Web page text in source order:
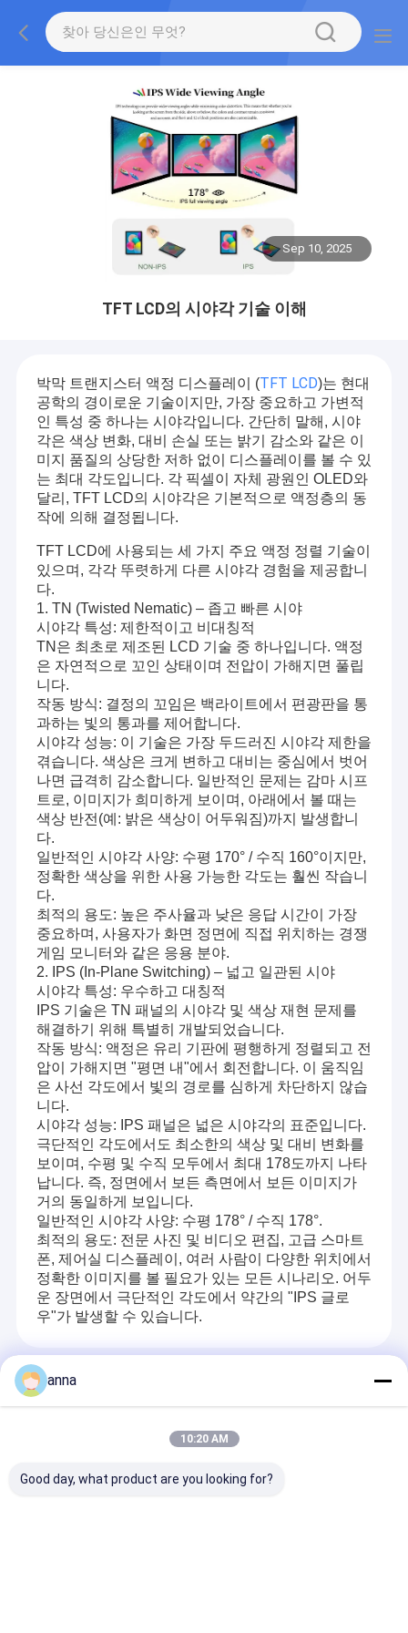
Sep 10, 2025
TFT LCD의 시야각 기술 이해
박막 트랜지스터 액정 디스플레이 (TFT LCD)는 현대
공학의 경이로운 기술이지만, 가장 중요하고 가변적
인 특성 중 하나는 시야각입니다. 간단히 말해, 시야
각은 색상 변화, 대비 손실 또는 밝기 감소와 같은 이
미지 품질의 상당한 저하 없이 디스플레이를 볼 수 있
는 최대 각도입니다. 각 픽셀이 자체 광원인 OLED와
달리, TFT LCD의 시야각은 기본적으로 액정층의 동
작에 의해 결정됩니다.
TFT LCD에 사용되는 세 가지 주요 액정 정렬 기술이
있으며, 각각 뚜렷하게 다른 시야각 경험을 제공합니
다.
1. TN (Twisted Nematic) – 좁고 빠른 시야
시야각 특성: 제한적이고 비대칭적
TN은 최초로 제조된 LCD 기술 중 하나입니다. 액정
은 자연적으로 꼬인 상태이며 전압이 가해지면 풀립
니다.
작동 방식: 결정의 꼬임은 백라이트에서 편광판을 통
과하는 빛의 통과를 제어합니다.
시야각 성능: 이 기술은 가장 두드러진 시야각 제한을
겪습니다. 색상은 크게 변하고 대비는 중심에서 벗어
나면 급격히 감소합니다. 일반적인 문제는 감마 시프
트로, 이미지가 희미하게 보이며, 아래에서 볼 때는
색상 반전(예: 밝은 색상이 어두워짐)까지 발생합니
다.
일반적인 시야각 사양: 수평 170° / 수직 160°이지만,
정확한 색상을 위한 사용 가능한 각도는 훨씬 작습니
다.
최적의 용도: 높은 주사율과 낮은 응답 시간이 가장
중요하며, 사용자가 화면 정면에 직접 위치하는 경쟁
게임 모니터와 같은 응용 분야.
2. IPS (In-Plane Switching) – 넓고 일관된 시야
시야각 특성: 우수하고 대칭적
IPS 기술은 TN 패널의 시야각 및 색상 재현 문제를
해결하기 위해 특별히 개발되었습니다.
작동 방식: 액정은 유리 기판에 평행하게 정렬되고 전
압이 가해지면 "평면 내"에서 회전합니다. 이 움직임
은 사선 각도에서 빛의 경로를 심하게 차단하지 않습
니다.
시야각 성능: IPS 패널은 넓은 시야각의 표준입니다.
극단적인 각도에서도 최소한의 색상 및 대비 변화를
보이며, 수평 및 수직 모두에서 최대 178도까지 나타
납니다. 즉, 정면에서 보든 측면에서 보든 이미지가
거의 동일하게 보입니다.
일반적인 시야각 사양: 수평 178° / 수직 178°.
최적의 용도: 전문 사진 및 비디오 편집, 고급 스마트
폰, 제어실 디스플레이, 여러 사람이 다양한 위치에서
정확한 이미지를 볼 필요가 있는 모든 시나리오. 어두
운 장면에서 극단적인 각도에서 약간의 "IPS 글로
우"가 발생할 수 있습니다.
Recommended Products
anna
10:20 AM
Good day, what product are you looking for?